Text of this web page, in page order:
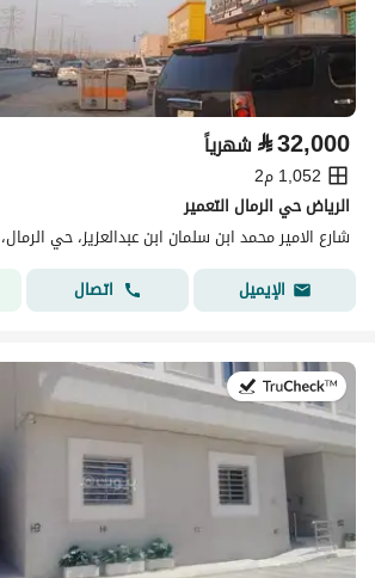
⃁32,000 شهرياً
1,052 م2
الرياض حي الرمال التعمير
الإيميل
اتصال
في:9 يوليو 2026